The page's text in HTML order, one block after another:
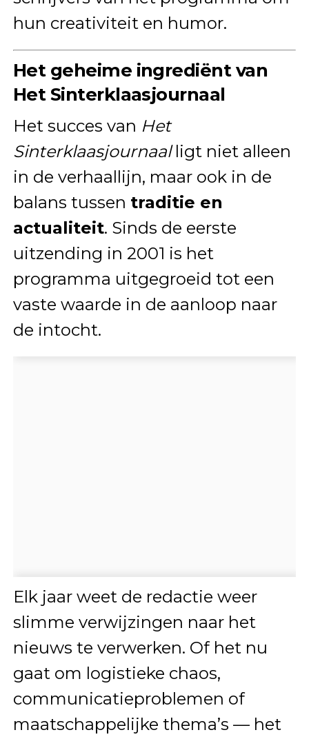
hun creativiteit en humor.
Het geheime ingrediënt van
Het Sinterklaasjournaal
Het succes van Het
Sinterklaasjournaalligt niet alleen
in de verhaallijn, maar ook in de
balans tussen traditie en
actualiteit. Sinds de eerste
uitzending in 2001 is het
programma uitgegroeid tot een
vaste waarde in de aanloop naar
de intocht.
Elk jaar weet de redactie weer
slimme verwijzingen naar het
nieuws te verwerken. Of het nu
gaat om logistieke chaos,
communicatieproblemen of
maatschappelijke thema’s — het